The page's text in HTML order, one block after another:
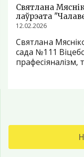
Святлана
лаўрэата
12.02.2026
Святлана
сада №111